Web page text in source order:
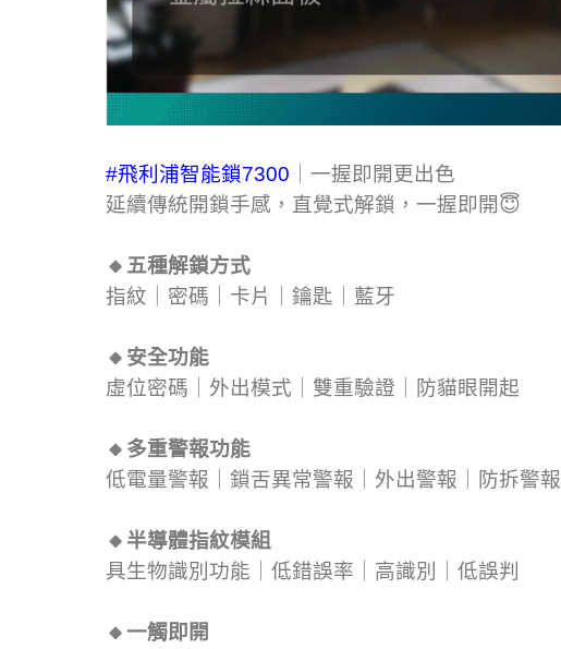
#飛利浦智能鎖7300 ｜一握即開更出色
延續傳統開鎖手感，直覺式解鎖，一握即開😇
🔸五種解鎖方式
指紋｜密碼｜卡片｜鑰匙｜藍牙
🔸安全功能
虛位密碼｜外出模式｜雙重驗證｜防貓眼開起
🔸多重警報功能
低電量警報｜鎖舌異常警報｜外出警報｜防拆警報
🔸半導體指紋模組
具生物識別功能｜低錯誤率｜高識別｜低誤判
🔸一觸即開